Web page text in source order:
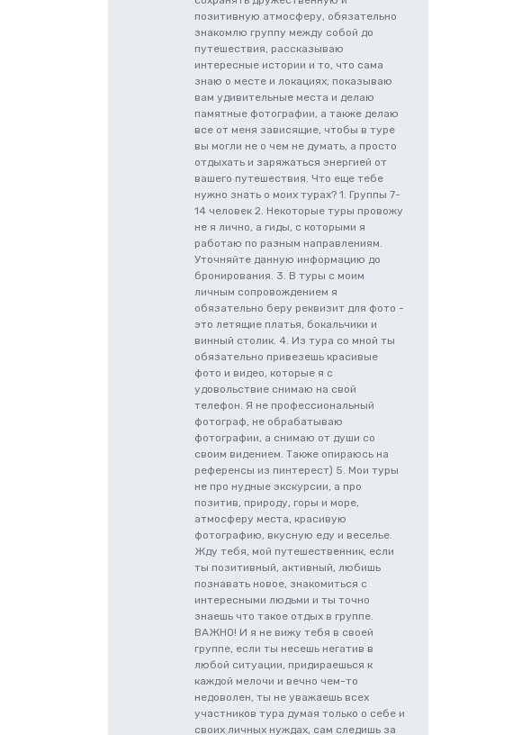
позитивную атмосферу, обязательно
знакомлю группу между собой до
путешествия, рассказываю
интересные истории и то, что сама
знаю о месте и локациях, показываю
вам удивительные места и делаю
памятные фотографии, а также делаю
все от меня зависящие, чтобы в туре
вы могли не о чем не думать, а просто
отдыхать и заряжаться энергией от
вашего путешествия. Что еще тебе
нужно знать о моих турах? 1. Группы 7-
14 человек 2. Некоторые туры провожу
не я лично, а гиды, с которыми я
работаю по разным направлениям.
Уточняйте данную информацию до
бронирования. 3. В туры с моим
личным сопровождением я
обязательно беру реквизит для фото -
это летящие платья, бокальчики и
винный столик. 4. Из тура со мной ты
обязательно привезешь красивые
фото и видео, которые я с
удовольствие снимаю на свой
телефон. Я не профессиональный
фотограф, не обрабатываю
фотографии, а снимаю от души со
своим видением. Также опираюсь на
референсы из пинтерест) 5. Мои туры
не про нудные экскурсии, а про
позитив, природу, горы и море,
атмосферу места, красивую
фотографию, вкусную еду и веселье.
Жду тебя, мой путешественник, если
ты позитивный, активный, любишь
познавать новое, знакомиться с
интересными людьми и ты точно
знаешь что такое отдых в группе.
ВАЖНО! И я не вижу тебя в своей
группе, если ты несешь негатив в
любой ситуации, придираешься к
каждой мелочи и вечно чем-то
недоволен, ты не уважаешь всех
участников тура думая только о себе и
своих личных нуждах, сам следишь за